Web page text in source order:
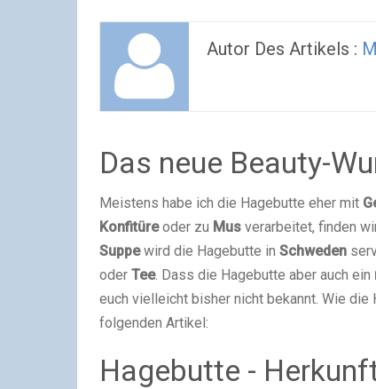
Autor Des Artikels :
Das neue Beauty-
Meistens habe ich die Hagebutte eher mit
Konfitüreoder zu Mus verarbeitet, finden
Suppewird die Hagebutte in Schweden
oder Tee. Dass die Hagebutte aber auch ein
euch vielleicht bisher nicht bekannt. Wie die
folgenden Artikel:
Hagebutte -